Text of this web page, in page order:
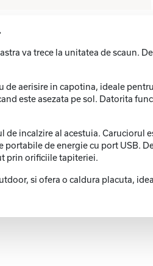
va trece la unitatea de scaun.
aerisire in capotina, ideale
este asezata pe sol. Datorita
de incalzire al acestuia. Caruciorul
de energie cu port USB.
prin orificiile tapiteriei.
si ofera o caldura placuta,